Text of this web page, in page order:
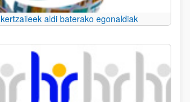
aldi baterako egonaldiak